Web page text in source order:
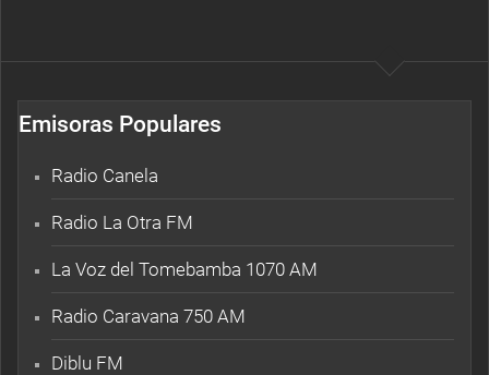
Emisoras Populares
Radio Canela
Radio La Otra FM
La Voz del Tomebamba 1070 AM
Radio Caravana 750 AM
Diblu FM